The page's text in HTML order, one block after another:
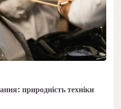
природність техніки